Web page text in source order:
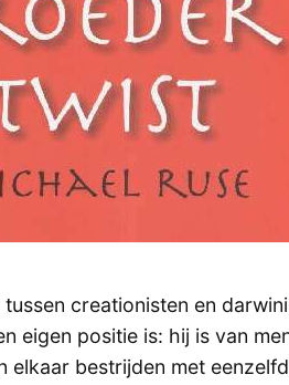
creationisten en
eigen positie is: hij is van
elkaar bestrijden met